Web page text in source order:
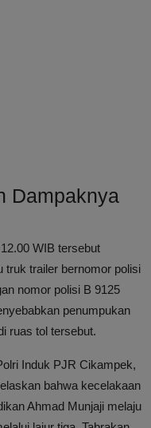
Dampaknya
WIB tersebut
truk trailer bernomor polisi
nomor polisi B 9125
penumpukan
ruas tol tersebut.
Induk PJR Cikampek,
bahwa kecelakaan
Ahmad Munjaji melaju